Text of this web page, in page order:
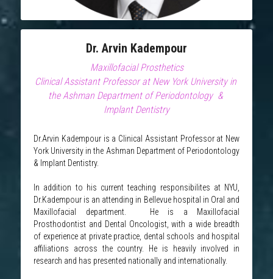
Dr. Arvin Kadempour
Maxillofacial Prosthetics
Clinical Assistant Professor at New York University in
the Ashman Department of Periodontology  &
Implant Dentistry
Dr.Arvin Kadempour is a Clinical Assistant Professor at New
York University in the Ashman Department of Periodontology
& Implant Dentistry.
In addition to his current teaching responsibilites at NYU,
Dr.Kadempour is an attending in Bellevue hospital in Oral and
Maxillofacial department.　He is a Maxillofacial
Prosthodontist and Dental Oncologist, with a wide breadth
of experience at private practice, dental schools and hospital
affiliations across the country. He is heavily involved in
research and has presented nationally and internationally.